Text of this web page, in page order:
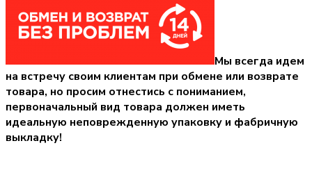
Мы всегда идем
на встречу своим клиентам при обмене или возврате
товара, но просим отнестись с пониманием,
первоначальный вид товара должен иметь
идеальную неповрежденную упаковку и фабричную
выкладку!